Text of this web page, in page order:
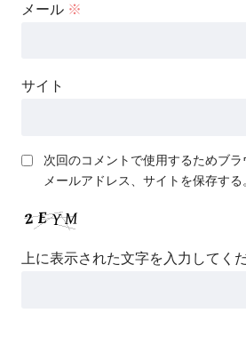
メール ※
サイト
次回のコメントで使用するためブラ
メールアドレス、サイトを保存する
上に表示された文字を入力してく